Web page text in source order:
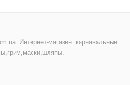
Интернет-магазин: карнавальные